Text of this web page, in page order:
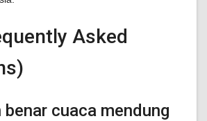
Asked
benar cuaca mendung